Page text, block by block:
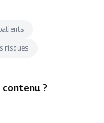
risques
?